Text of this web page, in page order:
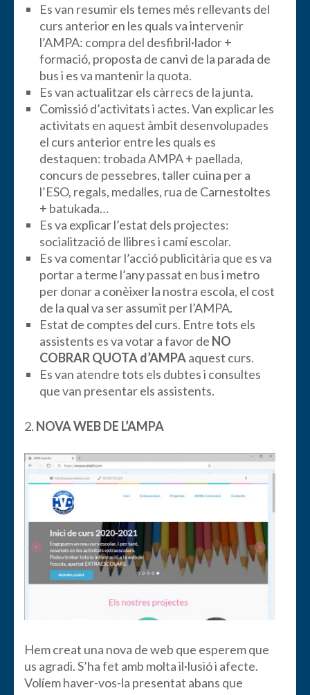
Es van resumir els temes més rellevants del
curs anterior en les quals va intervenir
l’AMPA: compra del desfibril·lador +
formació, proposta de canvi de la parada de
bus i es va mantenir la quota.
Es van actualitzar els càrrecs de la junta.
Comissió d’activitats i actes. Van explicar les
activitats en aquest àmbit desenvolupades
el curs anterior entre les quals es
destaquen: trobada AMPA + paellada,
concurs de pessebres, taller cuina per a
l’ESO, regals, medalles, rua de Carnestoltes
+ batukada…
Es va explicar l’estat dels projectes:
socialització de llibres i camí escolar.
Es va comentar l’acció publicitària que es va
portar a terme l’any passat en bus i metro
per donar a conèixer la nostra escola, el cost
de la qual va ser assumit per l’AMPA.
Estat de comptes del curs. Entre tots els
assistents es va votar a favor de NO
COBRAR QUOTA d’AMPAaquest curs.
Es van atendre tots els dubtes i consultes
que van presentar els assistents.
2. NOVA WEB DE L’AMPA
Hem creat una nova de web que esperem que
us agradi. S’ha fet amb molta il·lusió i afecte.
Volíem haver-vos-la presentat abans que